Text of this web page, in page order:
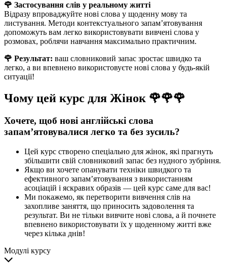
🌹 Застосування слів у реальному житті
Відразу впроваджуйте нові слова у щоденну мову та
листування. Методи контекстуального запам’ятовування
допоможуть вам легко використовувати вивчені слова у
розмовах, роблячи навчання максимально практичним.
🌹 Результат: ваш словниковий запас зростає швидко та
легко, а ви впевнено використовуєте нові слова у будь-якій
ситуації!
Чому цей курс для Жінок 🌹🌹🌹
Хочете, щоб нові англійські слова
запам’ятовувалися легко та без зусиль?
Цей курс створено спеціально для жінок, які прагнуть
збільшити свій словниковий запас без нудного зубріння.
Якщо ви хочете опанувати техніки швидкого та
ефективного запам’ятовування з використанням
асоціацій і яскравих образів — цей курс саме для вас!
Ми покажемо, як перетворити вивчення слів на
захопливе заняття, що приносить задоволення та
результат. Ви не тільки вивчите нові слова, а й почнете
впевнено використовувати їх у щоденному житті вже
через кілька днів!
Модулі курсу